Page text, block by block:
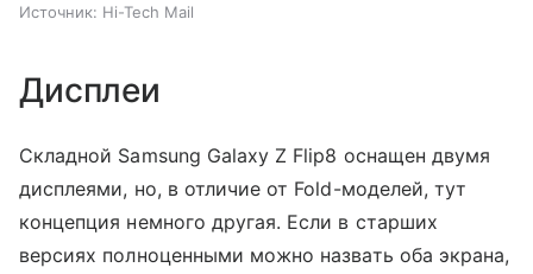
Источник: Hi-Tech Mail
Дисплеи
Складной Samsung Galaxy Z Flip8 оснащен двумя
дисплеями, но, в отличие от Fold-моделей, тут
концепция немного другая. Если в старших
версиях полноценными можно назвать оба экрана,